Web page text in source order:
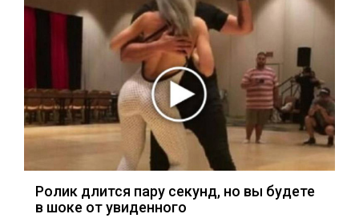
Ролик длится пару секунд, но вы будете
в шоке от увиденного